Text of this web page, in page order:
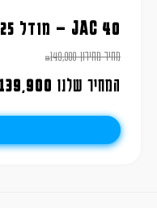
JAC 40 – מודל 2025
מחיר מחירון ₪149,900
המחיר שלנו 139,900